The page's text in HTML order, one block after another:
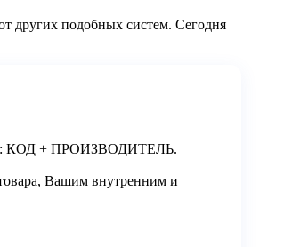
других подобных систем. Сегодня
КОД + ПРОИЗВОДИТЕЛЬ.
Вашим внутренним и